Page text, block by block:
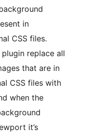
in
CSS files.
replace all
that are in
CSS files with
when the
it’s